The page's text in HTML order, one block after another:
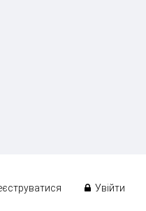
Увійти